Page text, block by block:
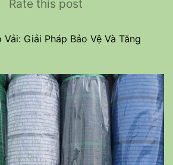
Rate this post
Giải Pháp Bảo Vệ Và Tăng